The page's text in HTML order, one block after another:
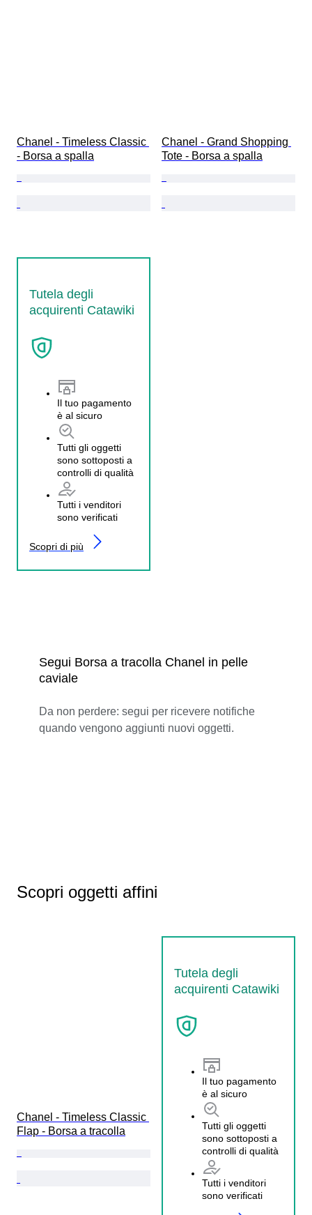
Chanel - Timeless Classic
- Borsa a spalla
Chanel - Grand Shopping
Tote - Borsa a spalla
Tutela degli
acquirenti Catawiki
Il tuo pagamento
è al sicuro
Tutti gli oggetti
sono sottoposti a
controlli di qualità
Tutti i venditori
sono verificati
Scopri di più
Segui Borsa a tracolla Chanel in pelle
caviale
Da non perdere: segui per ricevere notifiche
quando vengono aggiunti nuovi oggetti.
Scopri oggetti affini
Tutela degli
acquirenti Catawiki
Il tuo pagamento
è al sicuro
Tutti gli oggetti
sono sottoposti a
controlli di qualità
Tutti i venditori
sono verificati
Chanel - Timeless Classic
Flap - Borsa a tracolla